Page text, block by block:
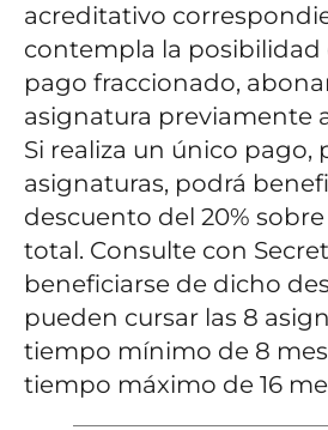
acreditativo
contempla la posibilidad
pago fraccionado,
asignatura previamente
Si realiza un único pago,
asignaturas, podrá
descuento del 20%
total. Consulte con
beneficiarse de dicho
pueden cursar las 8
tiempo mínimo de 8
tiempo máximo de 16